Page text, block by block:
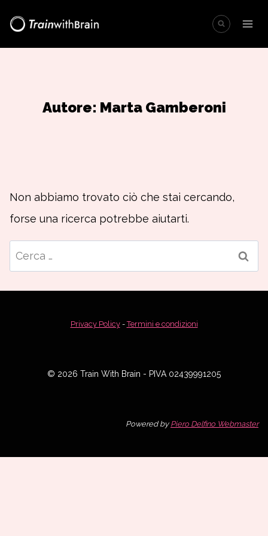
Autore: Marta Gamberoni
Non abbiamo trovato ciò che stai cercando,
forse una ricerca potrebbe aiutarti.
Ricerca
per:
Privacy Policy-Termini e condizioni
© 2026 Train With Brain - PIVA 02439991205
Powered byPiero Delfino Webmaster